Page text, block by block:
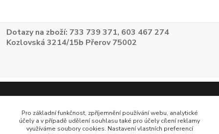
Dotazy na zboží: 733 739 371, 603 467 274
Kozlovská 3214/15b Přerov 75002
Pro základní funkčnost, zpříjemnění používání webu, analytické
účely a v případě udělení souhlasu také pro účely cílení reklamy
využíváme soubory cookies. Nastavení vlastních preferencí